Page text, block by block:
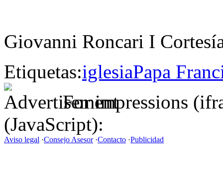
Giovanni Roncari Ι
Etiquetas:iglesiaPapa
For impressions
(JavaScript):
Aviso legal ·Consejo Asesor·Contacto ·Publicidad